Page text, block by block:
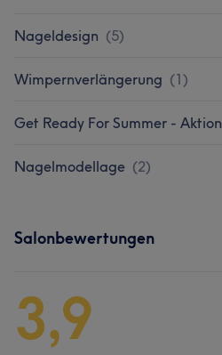
Nageldesign (5)
Wimpernverlängerung (1)
Get Ready For Summer - Aktion
Nagelmodellage (2)
Salonbewertungen
3,9